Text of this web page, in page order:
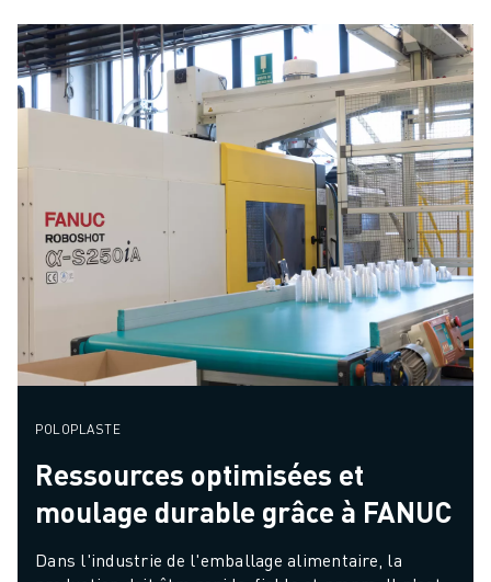
POLOPLASTE
Ressources optimisées et
moulage durable grâce à FANUC
Dans l'industrie de l'emballage alimentaire, la